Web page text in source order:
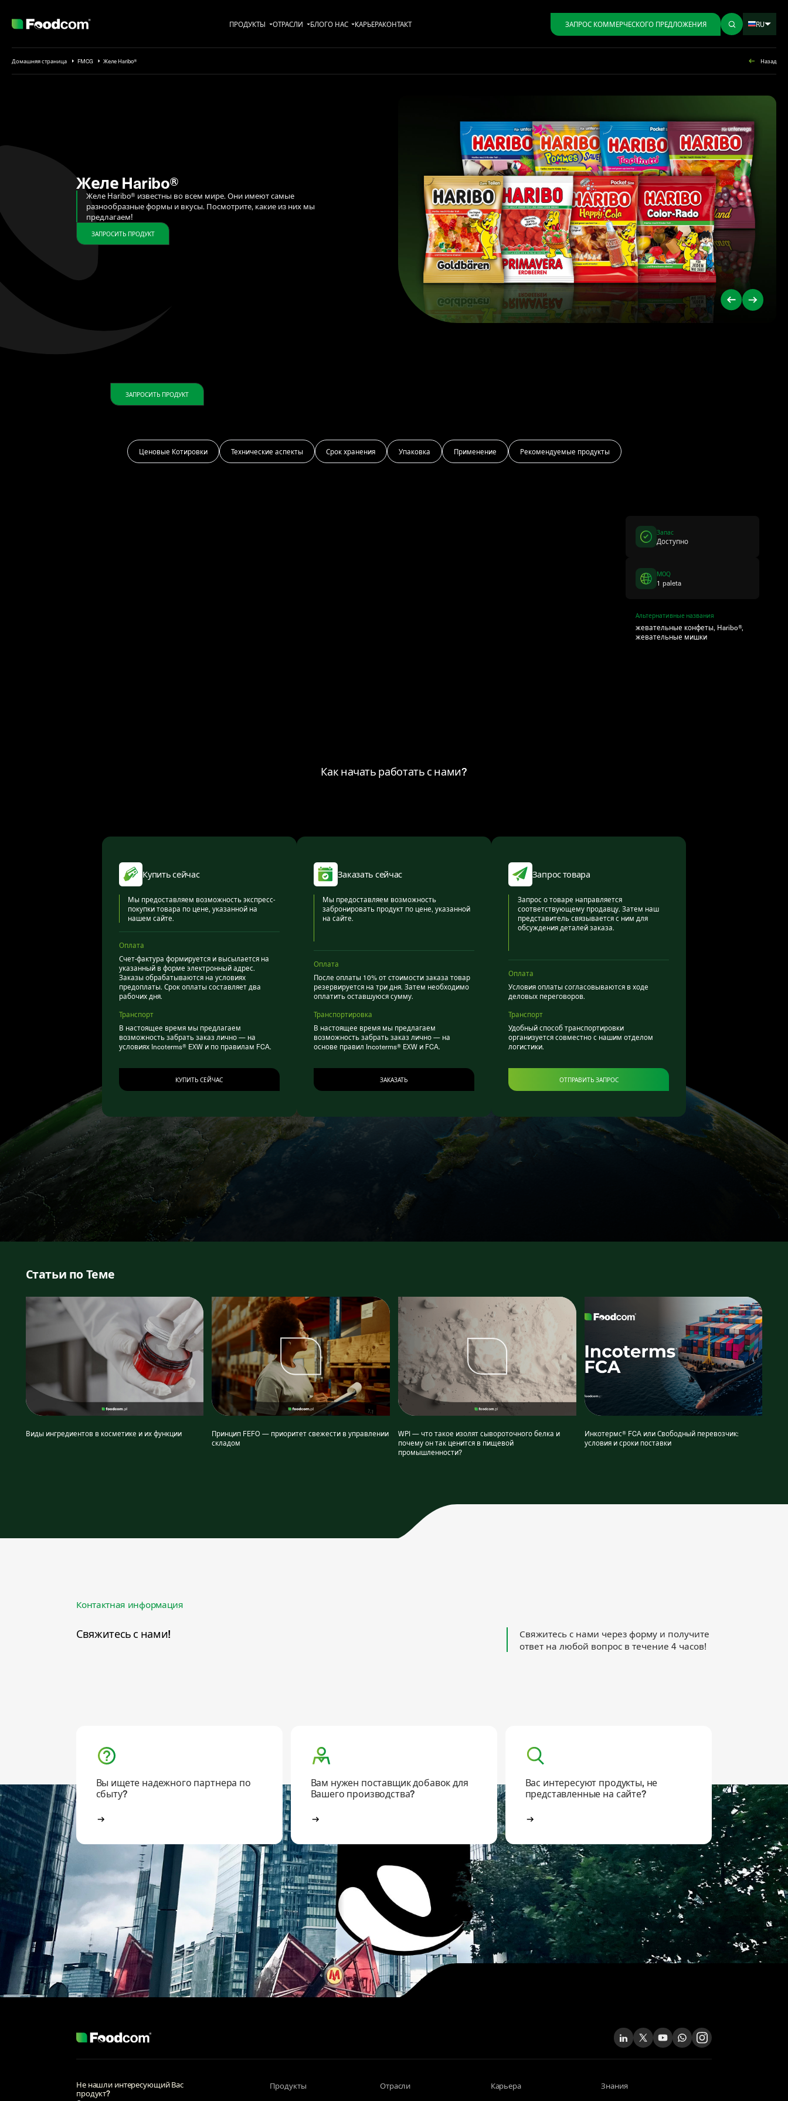
ПРОДУКТЫ ОТРАСЛИ БЛОГО НАС KАРЬЕРАКОНТАКТ ЗАПРОС КОММЕРЧЕСКОГО ПРЕДЛОЖЕНИЯ RU
Домашняя страница FMCG Желе Haribo® Назад
Желе Haribo®
Желе Haribo® известны во всем мире. Они имеют самые
разнообразные формы и вкусы. Посмотрите, какие из них мы
предлагаем!
ЗАПРОСИТЬ ПРОДУКТ
ЗАПРОСИТЬ ПРОДУКТ
Ценовые Котировки Технические аспекты Срок хранения Упаковка Применение Рекомендуемые продукты
Запас
Доступно
MOQ
1 paleta
Альтернативные названия
жевательные конфеты, Haribo®,
жевательные мишки
Как начать работать с нами?
Купить сейчас
Мы предоставляем возможность экспресс-
покупки товара по цене, указанной на
нашем сайте.
Оплата
Счет-фактура формируется и высылается на
указанный в форме электронный адрес.
Заказы обрабатываются на условиях
предоплаты. Срок оплаты составляет два
рабочих дня.
Транспорт
В настоящее время мы предлагаем
возможность забрать заказ лично — на
условиях Incoterms® EXW и по правилам FCA.
КУПИТЬ СЕЙЧАС
Заказать сейчас
Мы предоставляем возможность
забронировать продукт по цене, указанной
на сайте.
Оплата
После оплаты 10% от стоимости заказа товар
резервируется на три дня. Затем необходимо
оплатить оставшуюся сумму.
Транспортировка
В настоящее время мы предлагаем
возможность забрать заказ лично — на
основе правил Incoterms® EXW и FCA.
ЗАКАЗАТЬ
Запрос товара
Запрос о товаре направляется
соответствующему продавцу. Затем наш
представитель связывается с ним для
обсуждения деталей заказа.
Оплата
Условия оплаты согласовываются в ходе
деловых переговоров.
Транспорт
Удобный способ транспортировки
организуется совместно с нашим отделом
логистики.
ОТПРАВИТЬ ЗАПРОС
Статьи по Теме
Виды ингредиентов в косметике и их функции
Принцип FEFO — приоритет свежести в управлении
складом
WPI — что такое изолят сывороточного белка и
почему он так ценится в пищевой
промышленности?
Инкотермс® FCA или Свободный перевозчик:
условия и сроки поставки
Контактная информация
Свяжитесь с нами!
Свяжитесь с нами через форму и получите
ответ на любой вопрос в течение 4 часов!
Вы ищете надежного партнера по
сбыту?
Вам нужен поставщик добавок для
Вашего производства?
Вас интересуют продукты, не
представленные на сайте?
Не нашли интересующий Вас
продукт?
Продукты Отрасли Карьера Знания